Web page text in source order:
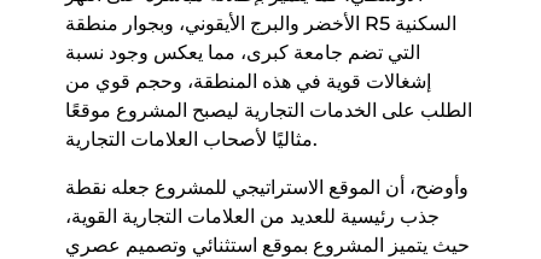
الأخضر والبرج الأيقوني، وبجوار منطقة R5 السكنية
التي تضم جامعة كبرى، مما يعكس وجود نسبة
إشغالات قوية في هذه المنطقة، وحجم قوي من
الطلب على الخدمات التجارية ليصبح المشروع موقعًا
مثاليًا لأصحاب العلامات التجارية.
وأوضح، أن الموقع الاستراتيجي للمشروع جعله نقطة
جذب رئيسية للعديد من العلامات التجارية القوية،
حيث يتميز المشروع بموقع استثنائي وتصميم عصري